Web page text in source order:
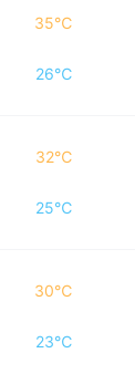
35℃
26℃
32℃
25℃
30℃
23℃